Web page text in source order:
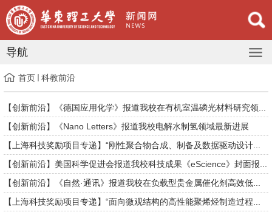
导航
首页 科教前沿
【创新前沿】《德国应用化学》报道我校在有机室温磷光材料研究领...
​【创新前沿】《Nano Letters》报道我校电解水制氢领域最新进展
【上海科技奖励项目专递】“刚性聚合物合成、制备及数据驱动设计...
【创新前沿】美国科学促进会报道我校科技成果《eScience》封面报...
【创新前沿】《自然·通讯》报道我校在负载型贵金属催化剂高效低...
【上海科技奖励项目专递】“面向微观结构的高性能聚烯烃制造过程...